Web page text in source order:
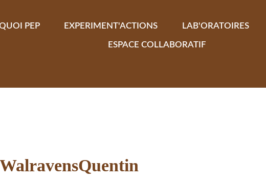
PEP
EXPERIMENT'ACTIONS LAB'ORATOIRES
ESPACE COLLABORATIF